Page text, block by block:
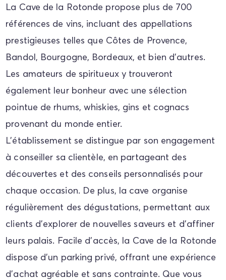
La Cave de la Rotonde propose plus de 700
références de vins, incluant des appellations
prestigieuses telles que Côtes de Provence,
Bandol, Bourgogne, Bordeaux, et bien d'autres.
Les amateurs de spiritueux y trouveront
également leur bonheur avec une sélection
pointue de rhums, whiskies, gins et cognacs
provenant du monde entier.
L'établissement se distingue par son engagement
à conseiller sa clientèle, en partageant des
découvertes et des conseils personnalisés pour
chaque occasion. De plus, la cave organise
régulièrement des dégustations, permettant aux
clients d'explorer de nouvelles saveurs et d'affiner
leurs palais. Facile d'accès, la Cave de la Rotonde
dispose d'un parking privé, offrant une expérience
d'achat agréable et sans contrainte. Que vous